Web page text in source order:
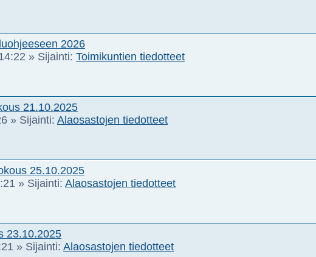
2026
» Sijainti: Toimikuntien tiedotteet
21.10.2025
» Sijainti: Alaosastojen tiedotteet
25.10.2025
» Sijainti: Alaosastojen tiedotteet
23.10.2025
» Sijainti: Alaosastojen tiedotteet